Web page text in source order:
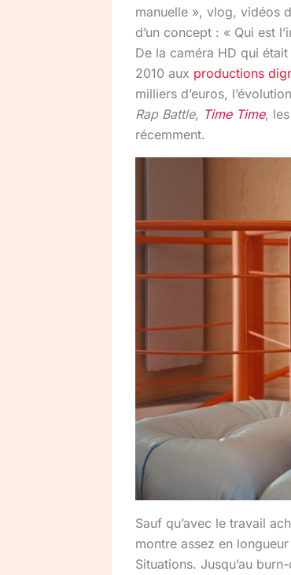
manuelle », vlog, vidéos
d’un concept : « Qui est
De la caméra HD qui
2010 aux productions
milliers d’euros,
Rap Battle, Time Time,
récemment.
Sauf qu’avec le travail
montre assez en
Situations. Jusqu’au